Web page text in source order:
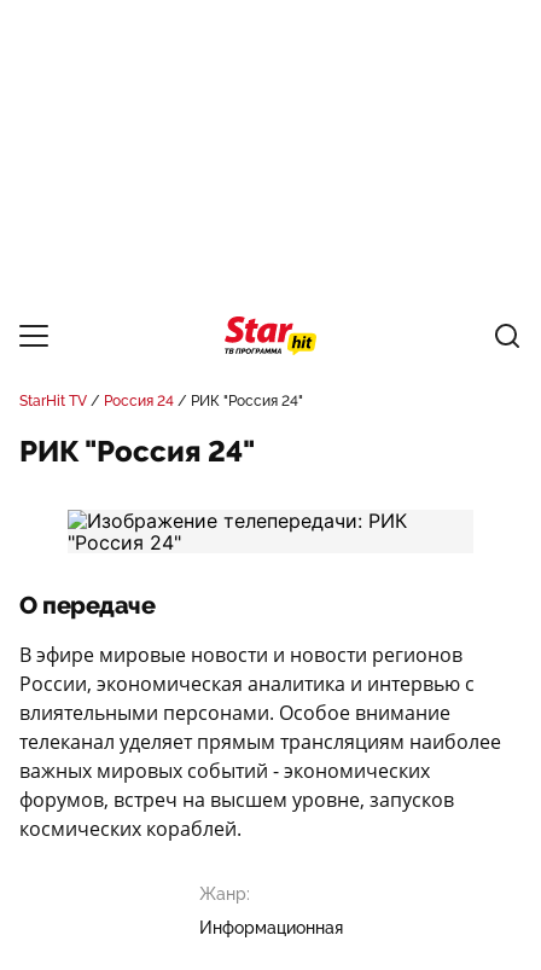
StarHit TV Россия 24 РИК "Россия 24"
РИК "Россия 24"
О передаче
В эфире мировые новости и новости регионов
России, экономическая аналитика и интервью с
влиятельными персонами. Особое внимание
телеканал уделяет прямым трансляциям наиболее
важных мировых событий - экономических
форумов, встреч на высшем уровне, запусков
космических кораблей.
Жанр:
Информационная